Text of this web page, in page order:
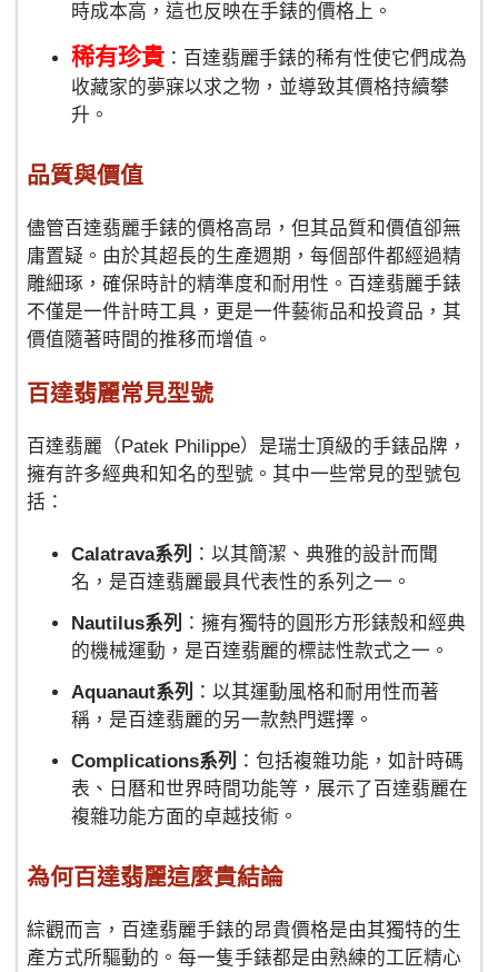
時成本高，這也反映在手錶的價格上。
稀有珍貴 ：百達翡麗手錶的稀有性使它們成為
收藏家的夢寐以求之物，並導致其價格持續攀
升。
品質與價值
儘管百達翡麗手錶的價格高昂，但其品質和價值卻無
庸置疑。由於其超長的生產週期，每個部件都經過精
雕細琢，確保時計的精準度和耐用性。百達翡麗手錶
不僅是一件計時工具，更是一件藝術品和投資品，其
價值隨著時間的推移而增值。
百達翡麗常見型號
百達翡麗（Patek Philippe）是瑞士頂級的手錶品牌，
擁有許多經典和知名的型號。其中一些常見的型號包
括：
Calatrava系列
：以其簡潔、典雅的設計而聞
名，是百達翡麗最具代表性的系列之一。
Nautilus系列
：擁有獨特的圓形方形錶殼和經典
的機械運動，是百達翡麗的標誌性款式之一。
Aquanaut系列
：以其運動風格和耐用性而著
稱，是百達翡麗的另一款熱門選擇。
Complications系列
：包括複雜功能，如計時碼
表、日曆和世界時間功能等，展示了百達翡麗在
複雜功能方面的卓越技術。
為何百達翡麗這麼貴結論
綜觀而言，百達翡麗手錶的昂貴價格是由其獨特的生
產方式所驅動的。每一隻手錶都是由熟練的工匠精心